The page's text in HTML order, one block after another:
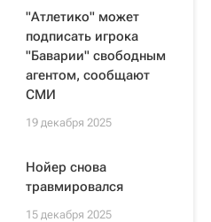
"Атлетико" может
подписать игрока
"Баварии" свободным
агентом, сообщают
СМИ
19 декабря 2025
Нойер снова
травмировался
15 декабря 2025